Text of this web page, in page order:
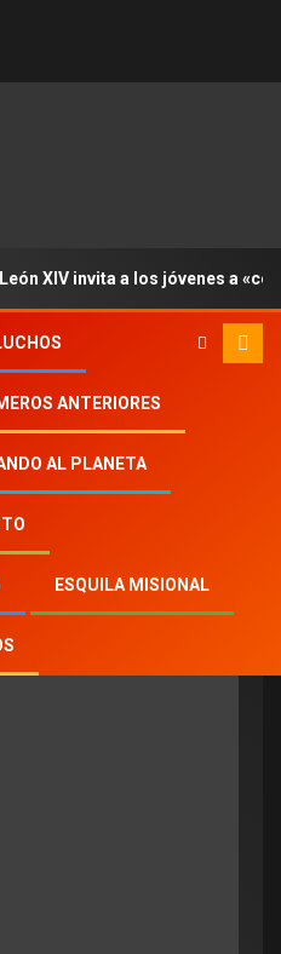
León XIV invita a los jóvenes a
ANTERIORES
AL PLANETA
ESQUILA MISIONAL